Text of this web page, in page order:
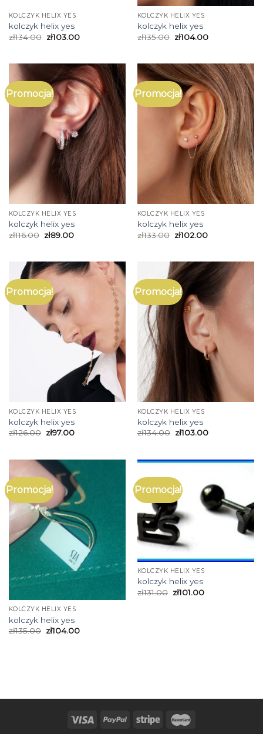
KOLCZYK HELIX YES
kolczyk helix yes
zł134.00 zł103.00
KOLCZYK HELIX YES
kolczyk helix yes
zł135.00 zł104.00
Promocja!
KOLCZYK HELIX YES
kolczyk helix yes
zł116.00 zł89.00
Promocja!
KOLCZYK HELIX YES
kolczyk helix yes
zł133.00 zł102.00
Promocja!
KOLCZYK HELIX YES
kolczyk helix yes
zł126.00 zł97.00
Promocja!
KOLCZYK HELIX YES
kolczyk helix yes
zł134.00 zł103.00
Promocja!
KOLCZYK HELIX YES
kolczyk helix yes
zł135.00 zł104.00
Promocja!
KOLCZYK HELIX YES
kolczyk helix yes
zł131.00 zł101.00